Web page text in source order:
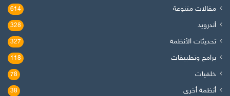
مقالات متنوعة 614
أندرويد 328
تحديثات الأنظمة 327
برامج وتطبيقات 118
خلفيات 78
أنظمة أخرى 38